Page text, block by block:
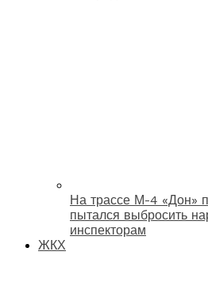
На трассе М-4 «Дон»
пытался выбросить
инспекторам
ЖКХ